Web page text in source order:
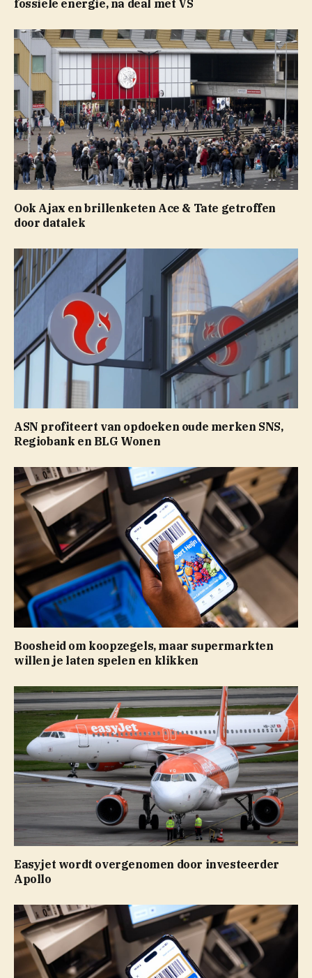
fossiele energie, na deal met VS
Ook Ajax en brillenketen Ace & Tate getroffen
door datalek
ASN profiteert van opdoeken oude merken SNS,
Regiobank en BLG Wonen
Boosheid om koopzegels, maar supermarkten
willen je laten spelen en klikken
Easyjet wordt overgenomen door investeerder
Apollo